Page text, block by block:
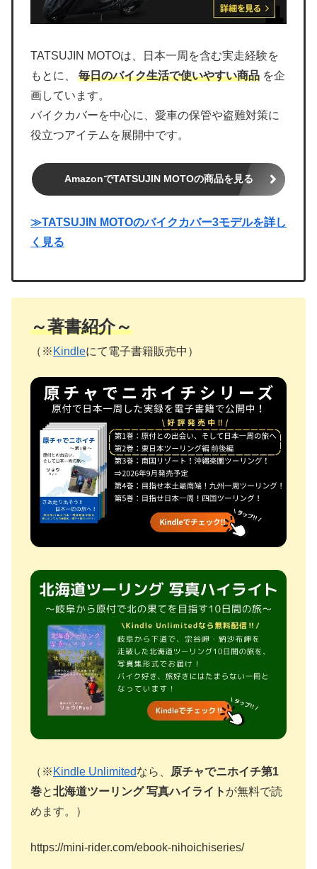
TATSUJIN MOTOは、日本一周を含む実走経験を
もとに、 毎日のバイク生活で使いやすい商品 を企
画しています。
バイクカバーを中心に、愛車の保管や盗難対策に
役立つアイテムを展開中です。
AmazonでTATSUJIN MOTOの商品を見る
≫TATSUJIN MOTOのバイクカバー3モデルを詳し
く見る
～著書紹介～
（※ Kindleにて電子書籍販売中）
（※ Kindle Unlimitedなら、
原チャでニホイチ第1
巻と北海道ツーリング 写真ハイライト が無料で読
めます。）
https://mini-rider.com/ebook-nihoichiseries/